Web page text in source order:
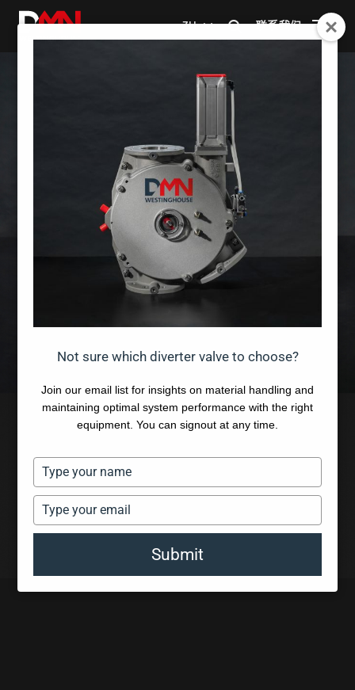
联系我们
ZH
Not sure which diverter valve to choose?
Join our email list for insights on material handling and
maintaining optimal system performance with the right
equipment. You can signout at any time.
Type
your
name
Type
your
Submit